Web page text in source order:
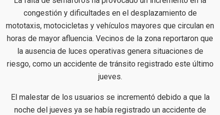
congestión y dificultades en el desplazamiento de
mototaxis, motocicletas y vehículos mayores que circulan en
horas de mayor afluencia. Vecinos de la zona reportaron que
la ausencia de luces operativas genera situaciones de
riesgo, como un accidente de tránsito registrado este último
jueves.
El malestar de los usuarios se incrementó debido a que la
noche del jueves ya se había registrado un accidente de